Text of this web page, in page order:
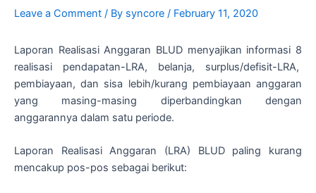
Leave a Comment / By syncore / February 11, 2020
Laporan Realisasi Anggaran BLUD menyajikan informasi 8
realisasi pendapatan-LRA, belanja, surplus/defisit-LRA,
pembiayaan, dan sisa lebih/kurang pembiayaan anggaran
yang masing-masing diperbandingkan dengan
anggarannya dalam satu periode.
Laporan Realisasi Anggaran (LRA) BLUD paling kurang
mencakup pos-pos sebagai berikut: